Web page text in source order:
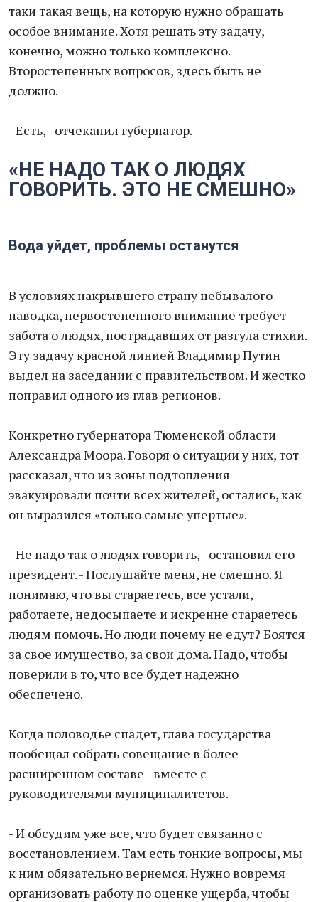
таки такая вещь, на которую нужно обращать
особое внимание. Хотя решать эту задачу,
конечно, можно только комплексно.
Второстепенных вопросов, здесь быть не
должно.
- Есть, - отчеканил губернатор.
«НЕ НАДО ТАК О ЛЮДЯХ
ГОВОРИТЬ. ЭТО НЕ СМЕШНО»
Вода уйдет, проблемы останутся
В условиях накрывшего страну небывалого
паводка, первостепенного внимание требует
забота о людях, пострадавших от разгула стихии.
Эту задачу красной линией Владимир Путин
выдел на заседании с правительством. И жестко
поправил одного из глав регионов.
Конкретно губернатора Тюменской области
Александра Моора. Говоря о ситуации у них, тот
рассказал, что из зоны подтопления
эвакуировали почти всех жителей, остались, как
он выразился «только самые упертые».
- Не надо так о людях говорить, - остановил его
президент. - Послушайте меня, не смешно. Я
понимаю, что вы стараетесь, все устали,
работаете, недосыпаете и искренне стараетесь
людям помочь. Но люди почему не едут? Боятся
за свое имущество, за свои дома. Надо, чтобы
поверили в то, что все будет надежно
обеспечено.
Когда половодье спадет, глава государства
пообещал собрать совещание в более
расширенном составе - вместе с
руководителями муниципалитетов.
- И обсудим уже все, что будет связанно с
восстановлением. Там есть тонкие вопросы, мы
к ним обязательно вернемся. Нужно вовремя
организовать работу по оценке ущерба, чтобы